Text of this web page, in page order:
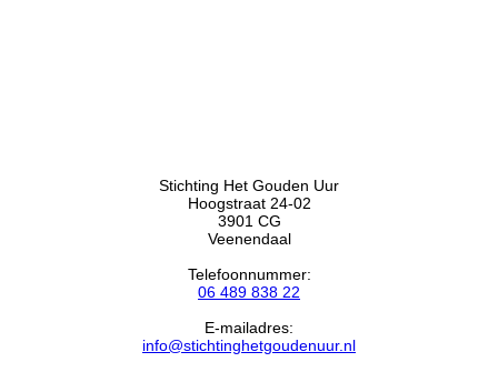
Stichting Het Gouden Uur
Hoogstraat 24-02
3901 CG
Veenendaal
Telefoonnummer:
06 489 838 22
E-mailadres:
info@stichtinghetgoudenuur.nl